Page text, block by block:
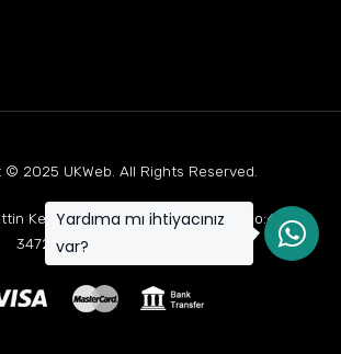
© 2025 UKWeb . All Rights Reserved.
Kerim Gökay Cd Mukaddes Apt No:63 D:1,
34722 Kadıköy/İstanbul
Yardıma mı ihtiyacınız
var?